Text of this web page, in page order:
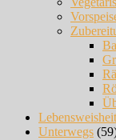
Unterwegs